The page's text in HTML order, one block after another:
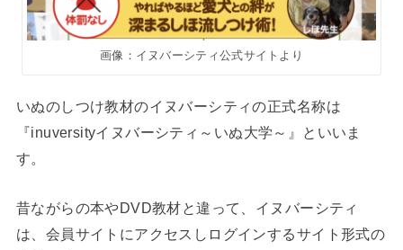
画像：イヌバーシティ公式サイトより
いぬのしつけ教材のイヌバーシティの正式名称は
『inuversityイヌバーシティ～いぬ大学～』といいま
す。
昔ながらの本やDVD教材と違って、イヌバーシティ
は、会員サイトにアクセスしログインするサイト形式の